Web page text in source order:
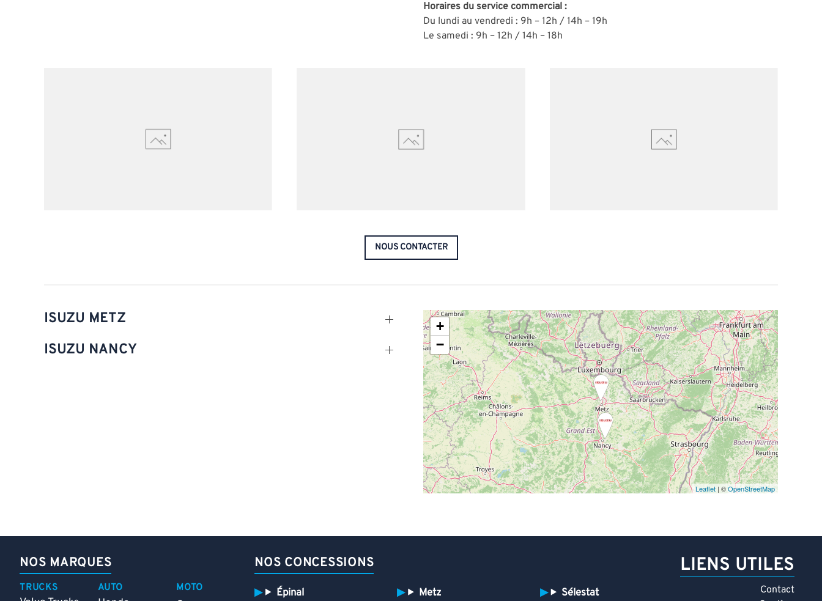
Horaires du service commercial :
Du lundi au vendredi : 9h – 12h / 14h – 19h
Le samedi : 9h – 12h / 14h – 18h
NOUS CONTACTER
ISUZU METZ
ISUZU NANCY
+
−
Leaflet | ©OpenStreetMap
NOS MARQUES
TRUCKS AUTO MOTO
NOS CONCESSIONS
Épinal Metz Sélestat
LIENS UTILES
Contact